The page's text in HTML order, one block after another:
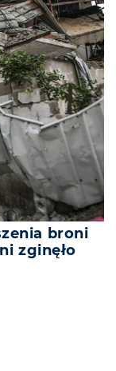
broni
zginęło